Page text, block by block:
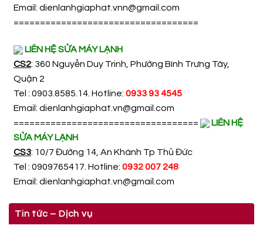
Email: dienlanhgiaphat.vnn@gmail.com
===================================
LIÊN HỆ SỬA MÁY LẠNH
CS2: 360 Nguyễn Duy Trinh, Phường Bình Trưng Tây,
Quận 2
Tel : 0903.8585.14. Hotline: 0933 93 4545
Email: dienlanhgiaphat.vn@gmail.com
===================================
LIÊN HỆ
SỬA MÁY LẠNH
CS3: 10/7 Đường 14, An Khánh Tp Thủ Đức
Tel : 0909765417. Hotline: 0932 007 248
Email: dienlanhgiaphat.vn@gmail.com
Tin tức – Dịch vụ